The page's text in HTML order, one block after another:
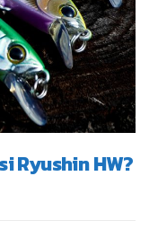
Ryushin HW?